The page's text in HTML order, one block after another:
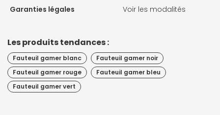
Garanties légales
Voir les modalités
Les produits tendances :
Fauteuil gamer blanc
Fauteuil gamer noir
Fauteuil gamer rouge
Fauteuil gamer bleu
Fauteuil gamer vert